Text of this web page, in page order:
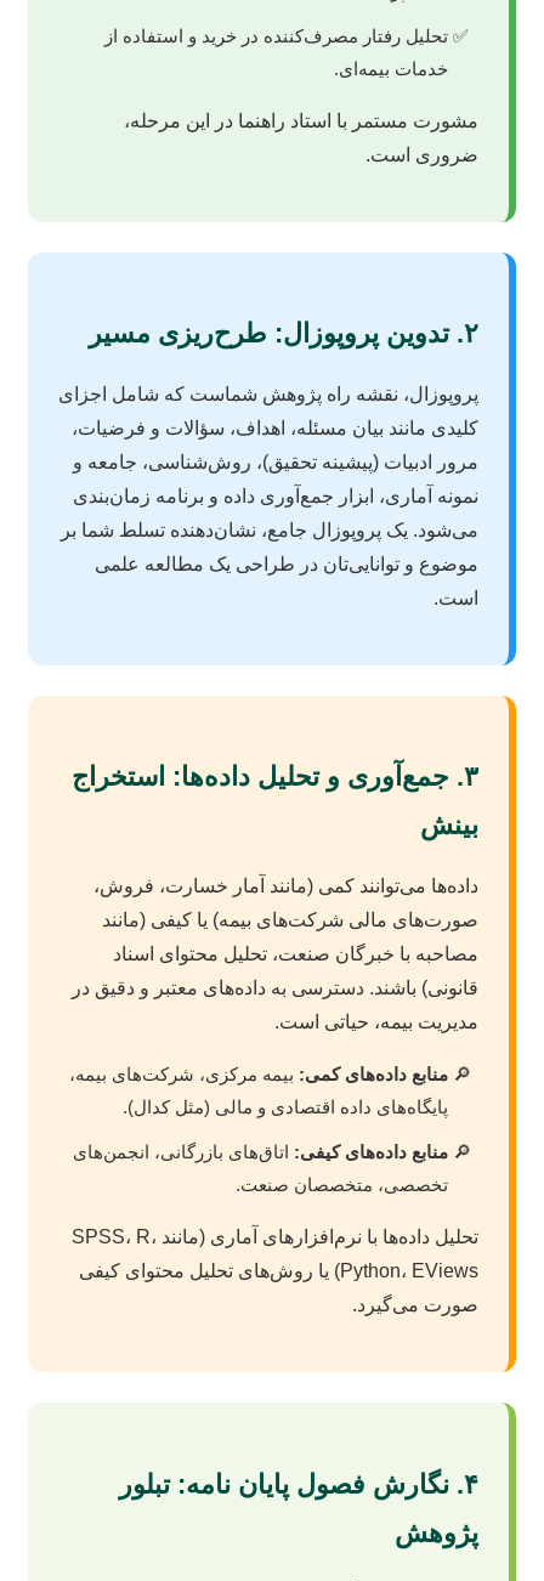
تحلیل رفتار مصرف‌کننده در خرید و استفاده از
خدمات بیمه‌ای.
مشورت مستمر با استاد راهنما در این مرحله،
ضروری است.
۲. تدوین پروپوزال: طرح‌ریزی مسیر
پروپوزال، نقشه راه پژوهش شماست که شامل اجزای
کلیدی مانند بیان مسئله، اهداف، سؤالات و فرضیات،
مرور ادبیات (پیشینه تحقیق)، روش‌شناسی، جامعه و
نمونه آماری، ابزار جمع‌آوری داده و برنامه زمان‌بندی
می‌شود. یک پروپوزال جامع، نشان‌دهنده تسلط شما بر
موضوع و توانایی‌تان در طراحی یک مطالعه علمی
است.
۳. جمع‌آوری و تحلیل داده‌ها: استخراج
بینش
داده‌ها می‌توانند کمی (مانند آمار خسارت، فروش،
صورت‌های مالی شرکت‌های بیمه) یا کیفی (مانند
مصاحبه با خبرگان صنعت، تحلیل محتوای اسناد
قانونی) باشند. دسترسی به داده‌های معتبر و دقیق در
مدیریت بیمه، حیاتی است.
منابع داده‌های کمی: بیمه مرکزی، شرکت‌های بیمه،
پایگاه‌های داده اقتصادی و مالی (مثل کدال).
منابع داده‌های کیفی: اتاق‌های بازرگانی، انجمن‌های
تخصصی، متخصصان صنعت.
تحلیل داده‌ها با نرم‌افزارهای آماری (مانند SPSS، R،
Python، EViews) یا روش‌های تحلیل محتوای کیفی
صورت می‌گیرد.
۴. نگارش فصول پایان نامه: تبلور
پژوهش